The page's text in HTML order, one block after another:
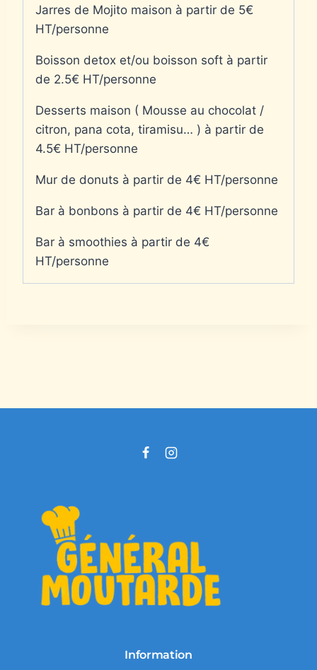
Jarres de Mojito maison à partir de 5€
HT/personne
Boisson detox et/ou boisson soft à partir
de 2.5€ HT/personne
Desserts maison ( Mousse au chocolat /
citron, pana cota, tiramisu… ) à partir de
4.5€ HT/personne
Mur de donuts à partir de 4€ HT/personne
Bar à bonbons à partir de 4€ HT/personne
Bar à smoothies à partir de 4€
HT/personne
Information